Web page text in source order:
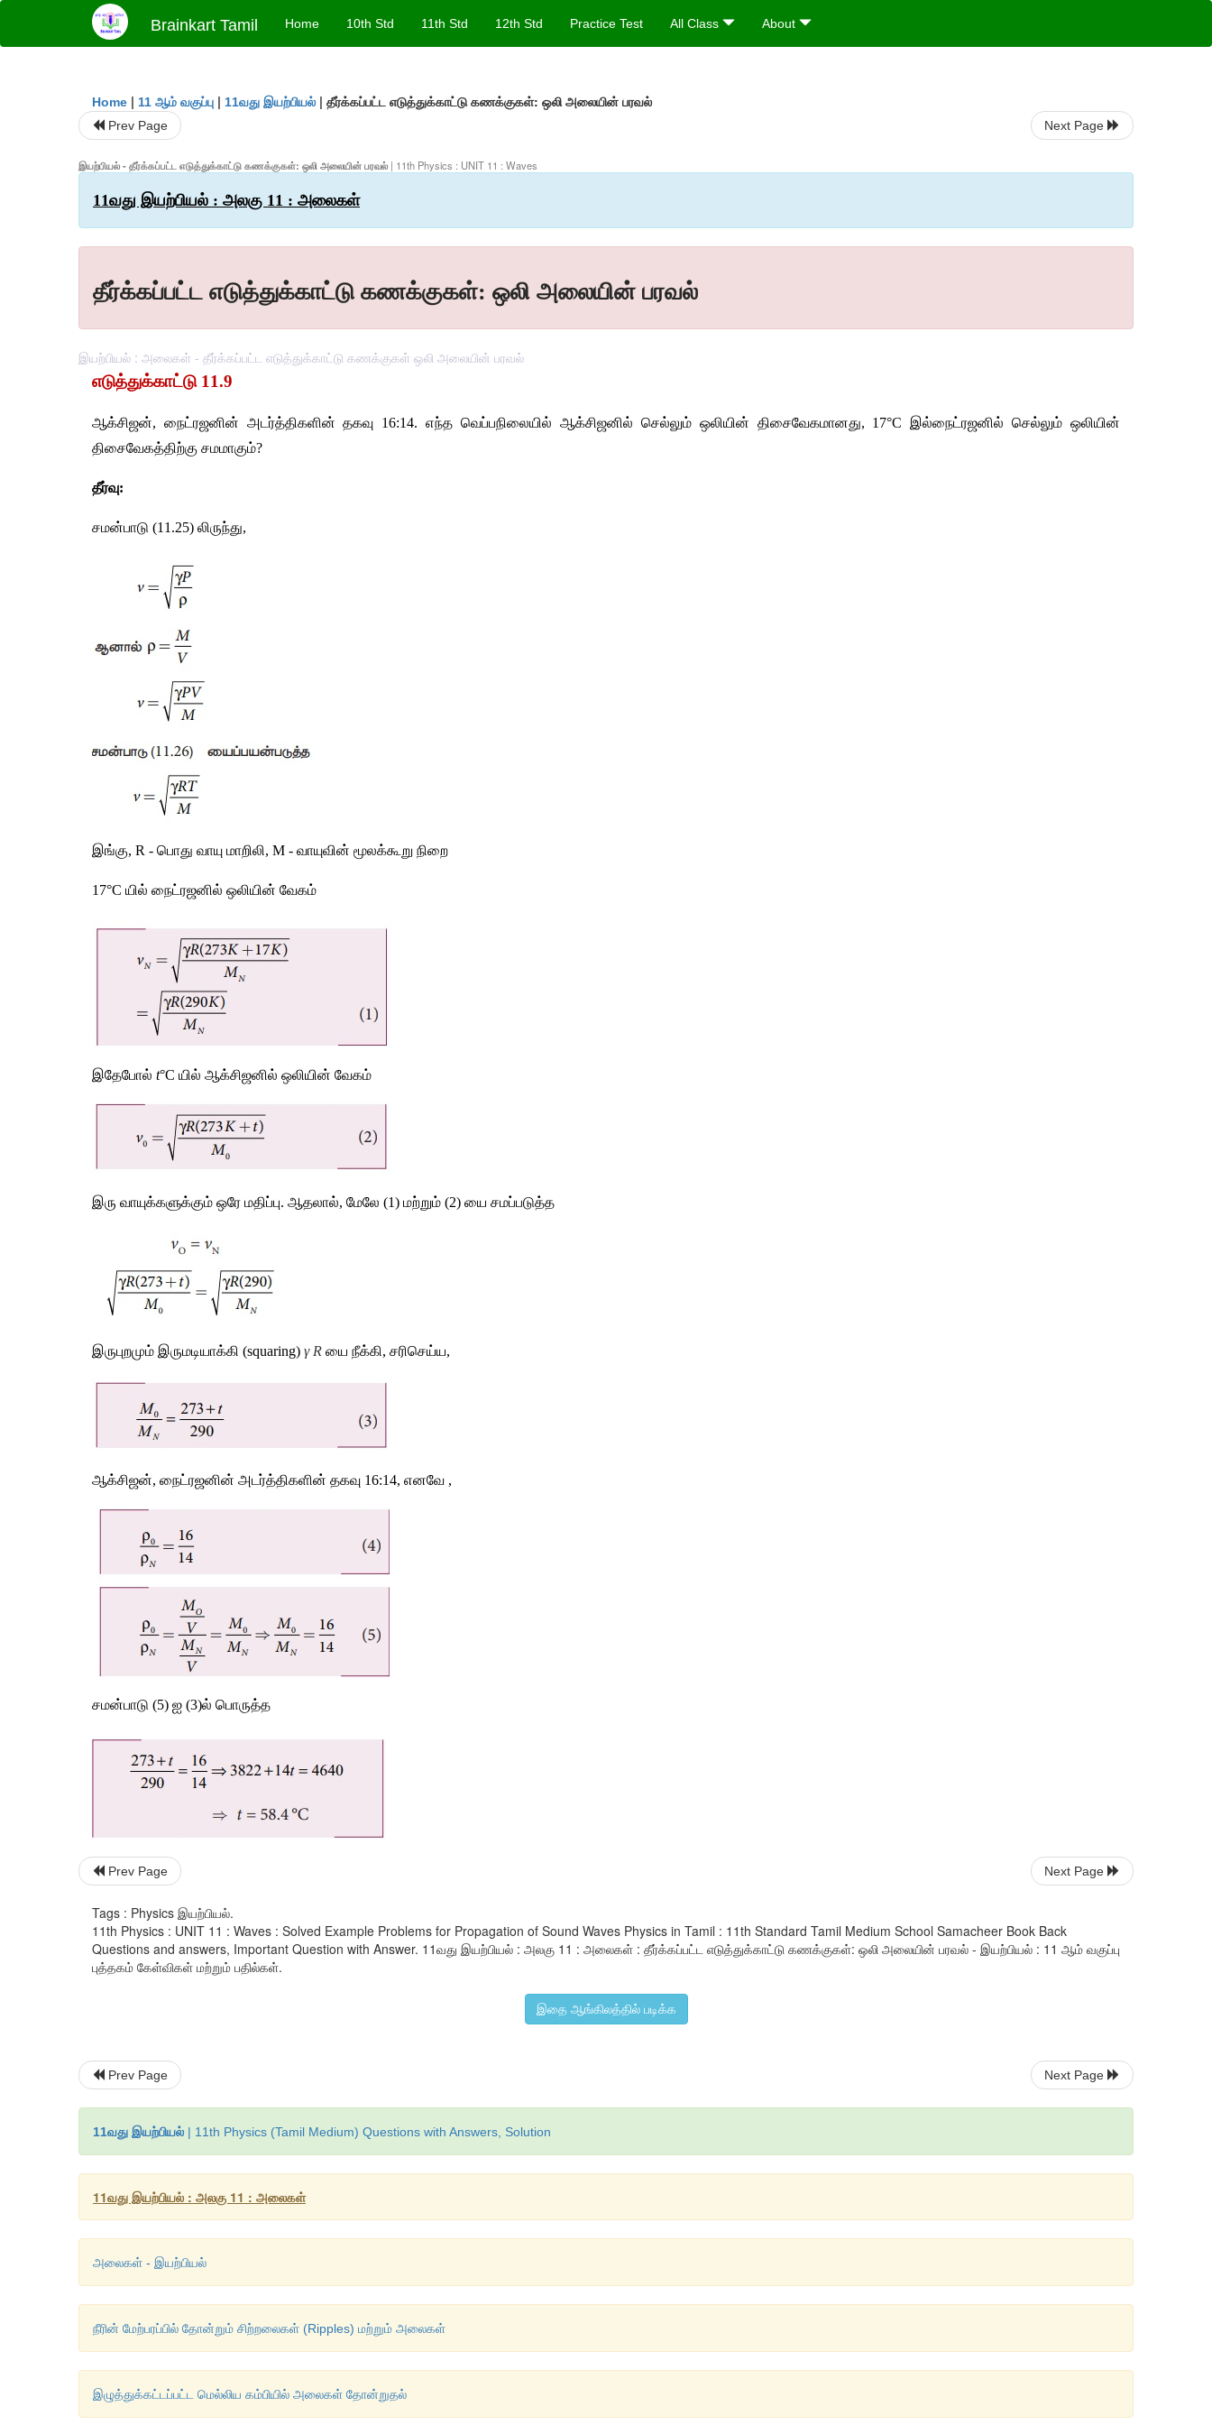
Brainkart Tamil Home 10th Std 11th Std 12th Std Practice Test All Class About
Home | 11 ஆம் வகுப்பு | 11வது இயற்பியல் | தீர்க்கப்பட்ட எடுத்துக்காட்டு கணக்குகள்: ஒலி அலையின் பரவல்
Prev Page Next Page
இயற்பியல் - தீர்க்கப்பட்ட எடுத்துக்காட்டு கணக்குகள்: ஒலி அலையின் பரவல் | 11th Physics : UNIT 11 : Waves
11வது இயற்பியல் : அலகு 11 : அலைகள்
தீர்க்கப்பட்ட எடுத்துக்காட்டு கணக்குகள்: ஒலி அலையின் பரவல்
இயற்பியல் : அலைகள் - தீர்க்கப்பட்ட எடுத்துக்காட்டு கணக்குகள் ஒலி அலையின் பரவல்
எடுத்துக்காட்டு 11.9
ஆக்சிஜன், நைட்ரஜனின் அடர்த்திகளின் தகவு 16:14. எந்த வெப்பநிலையில் ஆக்சிஜனில் செல்லும் ஒலியின் திசைவேகமானது, 17°C இல்நைட்ரஜனில் செல்லும் ஒலியின்
திசைவேகத்திற்கு சமமாகும்?
தீர்வு:
சமன்பாடு (11.25) லிருந்து,
இங்கு, R - பொது வாயு மாறிலி, M - வாயுவின் மூலக்கூறு நிறை
17°C யில் நைட்ரஜனில் ஒலியின் வேகம்
இதேபோல் t°C யில் ஆக்சிஜனில் ஒலியின் வேகம்
இரு வாயுக்களுக்கும் ஒரே மதிப்பு. ஆதலால், மேலே (1) மற்றும் (2) யை சமப்படுத்த
இருபுறமும் இருமடியாக்கி (squaring) γ R யை நீக்கி, சரிசெய்ய,
ஆக்சிஜன், நைட்ரஜனின் அடர்த்திகளின் தகவு 16:14, எனவே ,
சமன்பாடு (5) ஐ (3)ல் பொருத்த
Prev Page Next Page
Tags : Physics இயற்பியல்.
11th Physics : UNIT 11 : Waves : Solved Example Problems for Propagation of Sound Waves Physics in Tamil : 11th Standard Tamil Medium School Samacheer Book Back
Questions and answers, Important Question with Answer. 11வது இயற்பியல் : அலகு 11 : அலைகள் : தீர்க்கப்பட்ட எடுத்துக்காட்டு கணக்குகள்: ஒலி அலையின் பரவல் - இயற்பியல் : 11 ஆம் வகுப்பு
புத்தகம் கேள்விகள் மற்றும் பதில்கள்.
இதை ஆங்கிலத்தில் படிக்க
Prev Page Next Page
11வது இயற்பியல் | 11th Physics (Tamil Medium) Questions with Answers, Solution
11வது இயற்பியல் : அலகு 11 : அலைகள்
அலைகள் - இயற்பியல்
நீரின் மேற்பரப்பில் தோன்றும் சிற்றலைகள் (Ripples) மற்றும் அலைகள்
இழுத்துக்கட்டப்பட்ட மெல்லிய கம்பியில் அலைகள் தோன்றுதல்